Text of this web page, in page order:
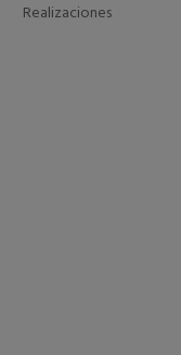
Realizaciones